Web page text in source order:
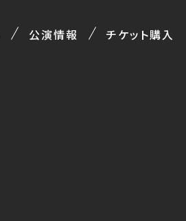
公演情報 チケット購入